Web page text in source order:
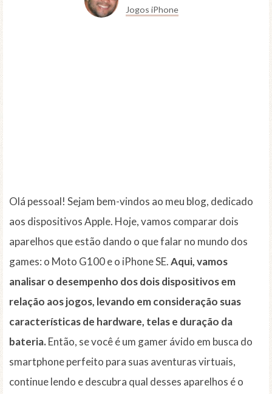
Jogos iPhone
Olá pessoal! Sejam bem-vindos ao meu blog, dedicado
aos dispositivos Apple. Hoje, vamos comparar dois
aparelhos que estão dando o que falar no mundo dos
games: o Moto G100 e o iPhone SE.Aqui, vamos
analisar o desempenho dos dois dispositivos em
relação aos jogos, levando em consideração suas
características de hardware, telas e duração da
bateria.Então, se você é um gamer ávido em busca do
smartphone perfeito para suas aventuras virtuais,
continue lendo e descubra qual desses aparelhos é o